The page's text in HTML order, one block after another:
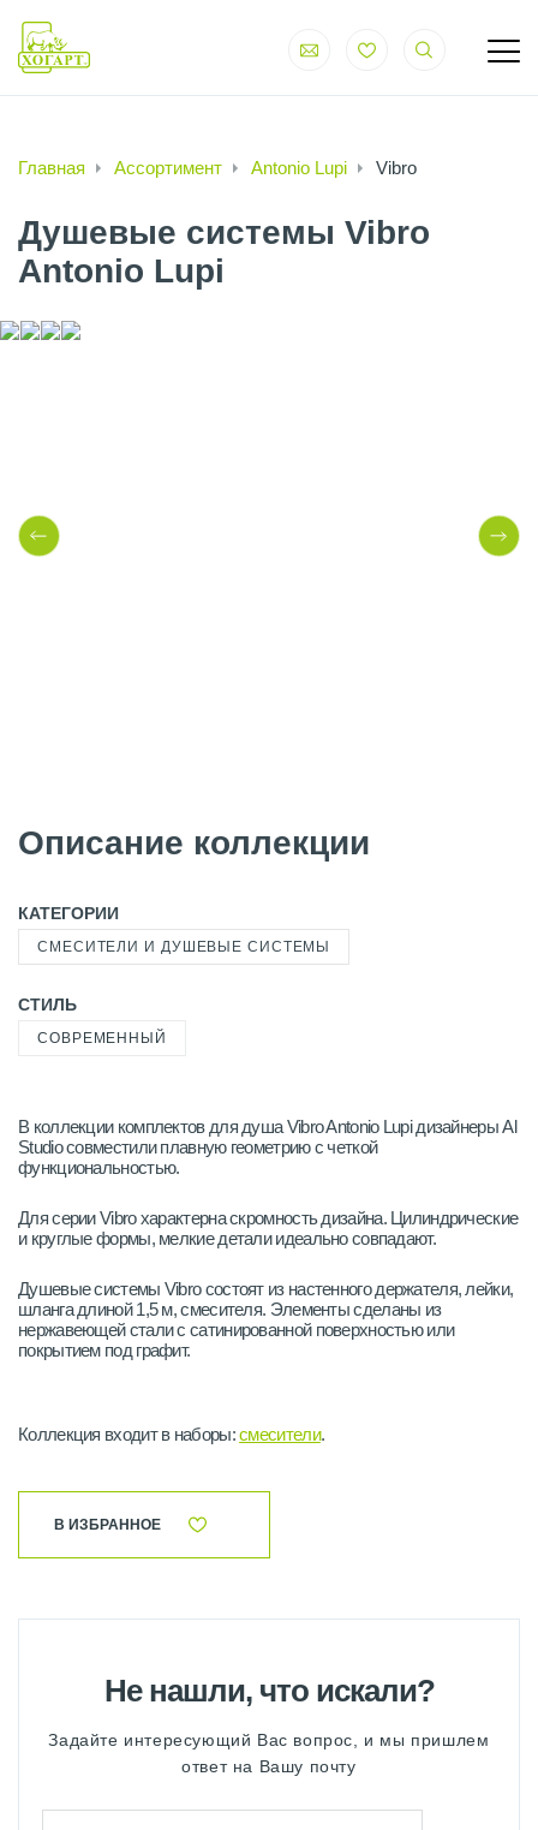
Главная Ассортимент Antonio Lupi Vibro
Душевые системы Vibro
Antonio Lupi
Описание коллекции
КАТЕГОРИИ
СМЕСИТЕЛИ И ДУШЕВЫЕ СИСТЕМЫ
СТИЛЬ
СОВРЕМЕННЫЙ
В коллекции комплектов для душа Vibro Antonio Lupi дизайнеры Al
Studio совместили плавную геометрию с четкой
функциональностью.
Для серии Vibro характерна скромность дизайна. Цилиндрические
и круглые формы, мелкие детали идеально совпадают.
Душевые системы Vibro состоят из настенного держателя, лейки,
шланга длиной 1,5 м, смесителя. Элементы сделаны из
нержавеющей стали с сатинированной поверхностью или
покрытием под графит.
Коллекция входит в наборы:смесители.
В ИЗБРАННОЕ
Не нашли, что искали?
Задайте интересующий Вас вопрос, и мы пришлем
ответ на Вашу почту